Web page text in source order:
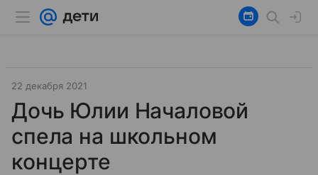
22 декабря 2021
Дочь Юлии Началовой
спела на школьном
концерте